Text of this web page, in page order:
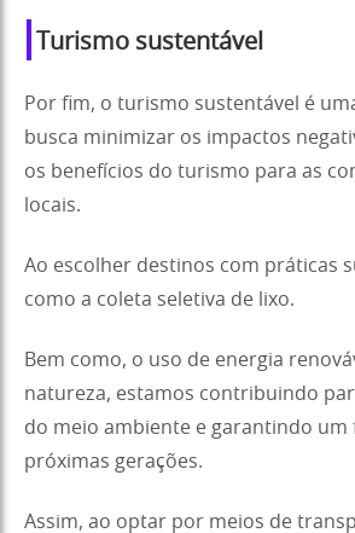
Turismo sustentável
Por fim, o turismo sustentável é
busca minimizar os impactos
os benefícios do turismo para as
locais.
Ao escolher destinos com práticas
como a coleta seletiva de lixo.
Bem como, o uso de energia
natureza, estamos contribuindo
do meio ambiente e garantindo um
próximas gerações.
Assim, ao optar por meios de